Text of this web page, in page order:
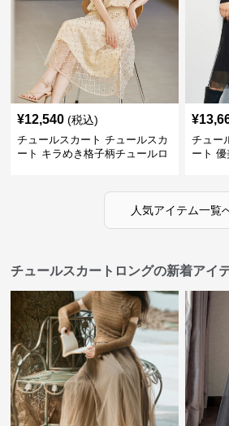
¥12,540 (税込)
チュールスカート チュールスカ
ート キラめき格子柄チュールロ
¥
チュー
ート
人気アイテム一覧
チュールスカートロングの新着アイ